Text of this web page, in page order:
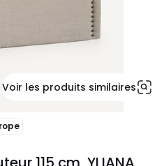
Voir les produits similaires